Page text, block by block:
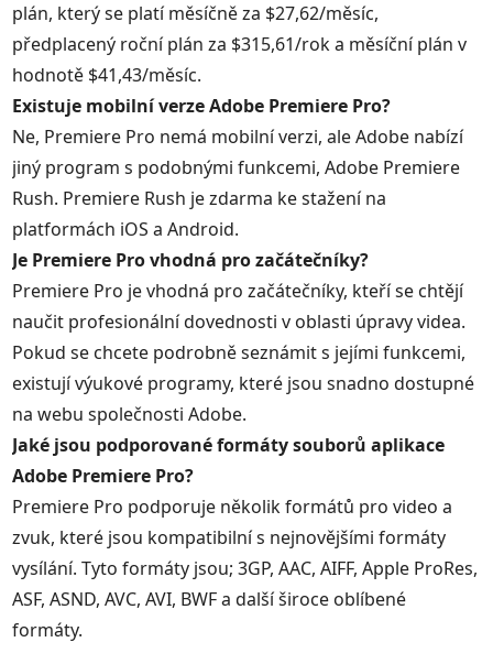
plán, který se platí měsíčně za $27,62/měsíc,
předplacený roční plán za $315,61/rok a měsíční plán v
hodnotě $41,43/měsíc.
Existuje mobilní verze Adobe Premiere Pro?
Ne, Premiere Pro nemá mobilní verzi, ale Adobe nabízí
jiný program s podobnými funkcemi, Adobe Premiere
Rush. Premiere Rush je zdarma ke stažení na
platformách iOS a Android.
Je Premiere Pro vhodná pro začátečníky?
Premiere Pro je vhodná pro začátečníky, kteří se chtějí
naučit profesionální dovednosti v oblasti úpravy videa.
Pokud se chcete podrobně seznámit s jejími funkcemi,
existují výukové programy, které jsou snadno dostupné
na webu společnosti Adobe.
Jaké jsou podporované formáty souborů aplikace
Adobe Premiere Pro?
Premiere Pro podporuje několik formátů pro video a
zvuk, které jsou kompatibilní s nejnovějšími formáty
vysílání. Tyto formáty jsou; 3GP, AAC, AIFF, Apple ProRes,
ASF, ASND, AVC, AVI, BWF a další široce oblíbené
formáty.